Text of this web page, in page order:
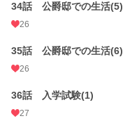
34話 公爵邸での生活(5)
26
35話 公爵邸での生活(6)
26
36話 入学試験(1)
27